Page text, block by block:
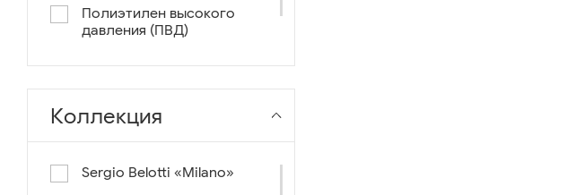
Полиэтилен высокого
давления (ПВД)
нейлон+ткань
Коллекция
Sergio Belotti «Milano»